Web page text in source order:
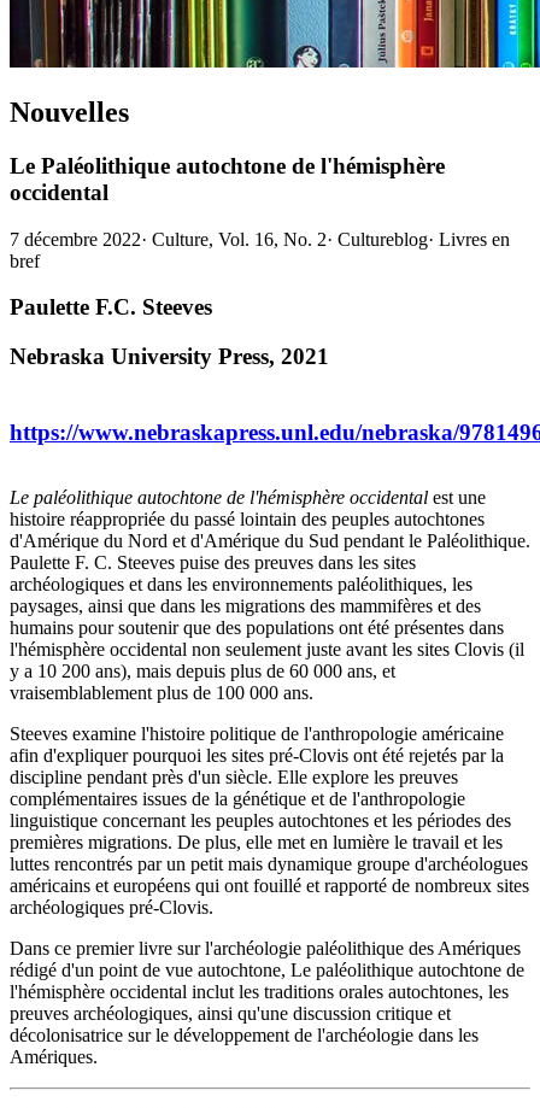
Nouvelles
Le Paléolithique autochtone de l'hémisphère
occidental
7 décembre 2022· Culture, Vol. 16, No. 2· Cultureblog· Livres en
bref
Paulette F.C. Steeves
Nebraska University Press, 2021
https://www.nebraskapress.unl.edu/nebraska/
Le paléolithique autochtone de l'hémisphère occidental est une
histoire réappropriée du passé lointain des peuples autochtones
d'Amérique du Nord et d'Amérique du Sud pendant le Paléolithique.
Paulette F. C. Steeves puise des preuves dans les sites
archéologiques et dans les environnements paléolithiques, les
paysages, ainsi que dans les migrations des mammifères et des
humains pour soutenir que des populations ont été présentes dans
l'hémisphère occidental non seulement juste avant les sites Clovis (il
y a 10 200 ans), mais depuis plus de 60 000 ans, et
vraisemblablement plus de 100 000 ans.
Steeves examine l'histoire politique de l'anthropologie américaine
afin d'expliquer pourquoi les sites pré-Clovis ont été rejetés par la
discipline pendant près d'un siècle. Elle explore les preuves
complémentaires issues de la génétique et de l'anthropologie
linguistique concernant les peuples autochtones et les périodes des
premières migrations. De plus, elle met en lumière le travail et les
luttes rencontrés par un petit mais dynamique groupe d'archéologues
américains et européens qui ont fouillé et rapporté de nombreux sites
archéologiques pré-Clovis.
Dans ce premier livre sur l'archéologie paléolithique des Amériques
rédigé d'un point de vue autochtone, Le paléolithique autochtone de
l'hémisphère occidental inclut les traditions orales autochtones, les
preuves archéologiques, ainsi qu'une discussion critique et
décolonisatrice sur le développement de l'archéologie dans les
Amériques.